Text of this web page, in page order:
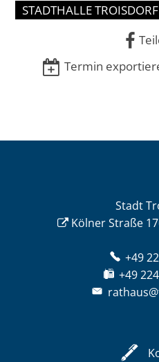
STADTHALLE TROISDORF
Termin
Stadt
Kölner Straße
+49
+49